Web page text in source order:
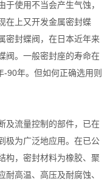
使用不当会产生气蚀，
在上又开发金属密封蝶
密封蝶阀，在日本近年来
阀。一般密封座的寿命在
90年。但如何正确选用则
及流量控制的部件，已在
极为广泛地应用。在已公
构，密封材料为橡胶、聚
高温、高压及耐腐蚀、